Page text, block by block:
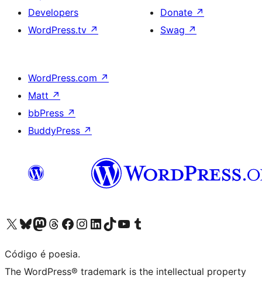
Developers
WordPress.tv ↗
Donate ↗
Swag ↗
WordPress.com ↗
Matt ↗
bbPress ↗
BuddyPress ↗
Visite a nossa conta X (antigo Twitter)
Visit our Bluesky account
Visit our Mastodon account
Visit our Threads account
Visite a nossa página do Facebook
Visite a nossa conta no Instagram
Visite a nossa conta no LinkedIn
Visit our TikTok account
Visit our YouTube channel
Visit our Tumblr account
Código é poesia.
The WordPress® trademark is the intellectual property